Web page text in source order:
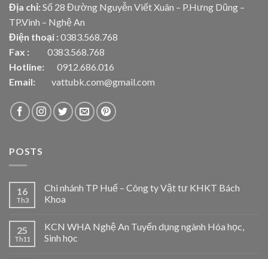
Địa chỉ: Số 28 Đường Nguyễn Viết Xuân – P.Hưng Dũng –
TP.Vinh – Nghệ An
Điện thoại : 0383.568.768
Fax : 0383.568.768
Hotline: 0912.686.016
Email:
vattubk.com@gmail.com
POSTS
16
Th3
Chi nhánh TP Huế – Công ty Vật tư KHKT Bách
Khoa
25
Th11
KCN WHA Nghệ An Tuyển dụng ngành Hóa học,
Sinh học